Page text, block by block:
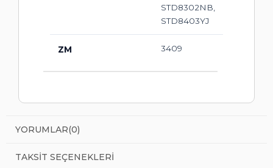
STD8302NB,
STD8403YJ
ZM 3409
YORUMLAR(0)
TAKSIT SEÇENEKLERI